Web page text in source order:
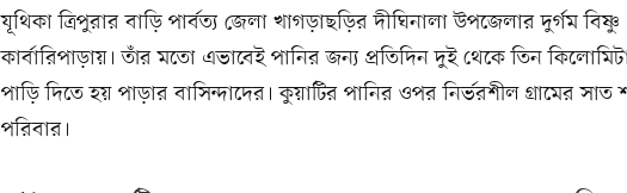
যূথিকা ত্রিপুরার বাড়ি পার্বত্য জেলা খাগড়াছড়ির দীঘিনালা উপজেলার দুর্গম বিষ্ণু
কার্বারিপাড়ায়। তাঁর মতো এভাবেই পানির জন্য প্রতিদিন দুই থেকে তিন
পাড়ি দিতে হয় পাড়ার বাসিন্দাদের। কুয়াটির পানির ওপর নির্ভরশীল গ্রামের সাত
পরিবার।